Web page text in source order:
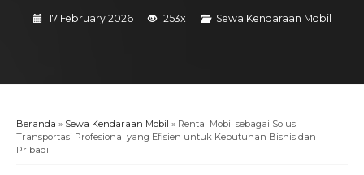
17 February 2026 253x Sewa Kendaraan Mobil
Beranda » Sewa Kendaraan Mobil » Rental Mobil sebagai Solusi
Transportasi Profesional yang Efisien untuk Kebutuhan Bisnis dan
Pribadi